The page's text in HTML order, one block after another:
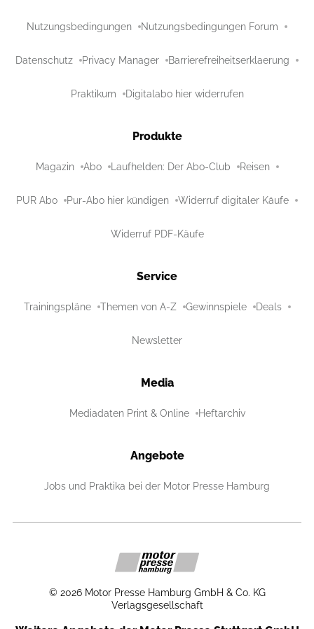
Nutzungsbedingungen Nutzungsbedingungen Forum
Datenschutz Privacy Manager Barrierefreiheitserklaerung
Praktikum Digitalabo hier widerrufen
Produkte
Magazin Abo Laufhelden: Der Abo-Club Reisen
PUR Abo Pur-Abo hier kündigen Widerruf digitaler Käufe
Widerruf PDF-Käufe
Service
Trainingspläne Themen von A-Z Gewinnspiele Deals
Newsletter
Media
Mediadaten Print & Online Heftarchiv
Angebote
Jobs und Praktika bei der Motor Presse Hamburg
© 2026 Motor Presse Hamburg GmbH & Co. KG
Verlagsgesellschaft